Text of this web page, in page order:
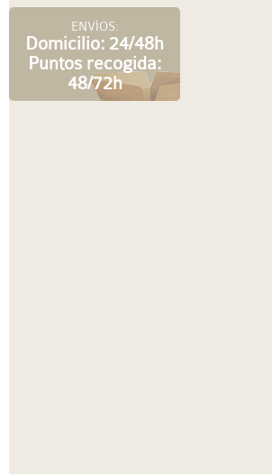
ENVÍOS:
Domicilio: 24/48h
Puntos recogida:
48/72h